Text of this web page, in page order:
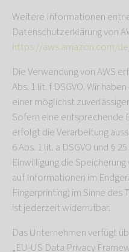
Weitere Informationen
Datenschutzerklärung von
https://aws.amazon.com/
Die Verwendung von AWS
Abs. 1 lit. f DSGVO. Wir
einer möglichst
Sofern eine entsprechende
erfolgt die Verarbeitung
6 Abs. 1 lit. a DSGVO und §
Einwilligung die
auf Informationen im
Fingerprinting) im Sinne des
ist jederzeit widerrufbar.
Das Unternehmen verfügt
„EU-US Data Privacy